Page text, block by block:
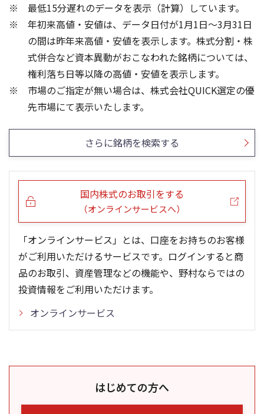
25/12
25/10
25/08
25/06
25/04
500
1,000
24/01
23/01
22/01
21/01
500
1,000
最低15分遅れのデータを表示（計算）しています。
年初来高値・安値は、データ日付が1月1日～3月31日
の間は昨年来高値・安値を表示します。株式分割・株
式併合など資本異動がおこなわれた銘柄については、
権利落ち日等以降の高値・安値を表示します。
市場のご指定が無い場合は、株式会社QUICK選定の優
先市場にて表示いたします。
さらに銘柄を検索する
国内株式のお取引をする
（オンラインサービスへ）
「オンラインサービス」とは、口座をお持ちのお客様
がご利用いただけるサービスです。ログインすると商
品のお取引、資産管理などの機能や、野村ならではの
投資情報をご利用いただけます。
オンラインサービス
はじめての方へ